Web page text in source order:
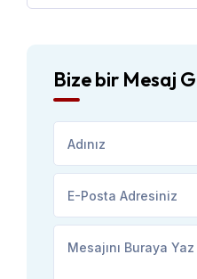
Bize bir Mesaj